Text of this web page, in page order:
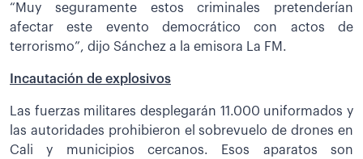
“Muy seguramente estos criminales pretenderían
afectar este evento democrático con actos de
terrorismo”, dijo Sánchez a la emisora La FM.
Incautación de explosivos
Las fuerzas militares desplegarán 11.000 uniformados y
las autoridades prohibieron el sobrevuelo de drones en
Cali y municipios cercanos. Esos aparatos son